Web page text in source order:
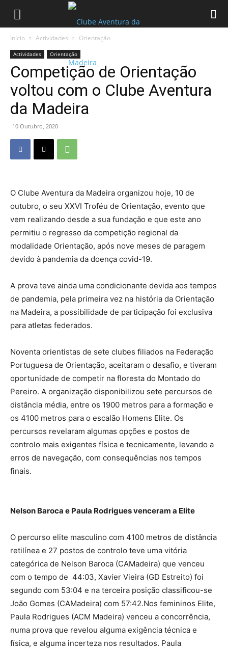
Início Actividades Orientação
Actividades Orientação
Competição de Orientação
voltou com o Clube Aventura
da Madeira
10 Outubro, 2020
O Clube Aventura da Madeira organizou hoje, 10 de
outubro, o seu XXVI Troféu de Orientação, evento que
vem realizando desde a sua fundação e que este ano
permitiu o regresso da competição regional da
modalidade Orientação, após nove meses de paragem
devido à pandemia da doença covid-19.
A prova teve ainda uma condicionante devida aos tempos
de pandemia, pela primeira vez na história da Orientação
na Madeira, a possibilidade de participação foi exclusiva
para atletas federados.
Noventa orientistas de sete clubes filiados na Federação
Portuguesa de Orientação, aceitaram o desafio, e tiveram
oportunidade de competir na floresta do Montado do
Pereiro. A organização disponibilizou sete percursos de
distância média, entre os 1900 metros para a formação e
os 4100 metros para o escalão Homens Elite. Os
percursos revelaram algumas opções e postos de
controlo mais exigentes física e tecnicamente, levando a
erros de navegação, com consequências nos tempos
finais.
Nelson Baroca e Paula Rodrigues venceram a Elite
O percurso elite masculino com 4100 metros de distância
retilínea e 27 postos de controlo teve uma vitória
categórica de Nelson Baroca (CAMadeira) que venceu
com o tempo de 44:03, Xavier Vieira (GD Estreito) foi
segundo com 53:04 e na terceira posição classificou-se
João Gomes (CAMadeira) com 57:42.Nos femininos Elite,
Paula Rodrigues (ACM Madeira) venceu a concorrência,
numa prova que revelou alguma exigência técnica e
física, e alguma incerteza nos resultados. Paula